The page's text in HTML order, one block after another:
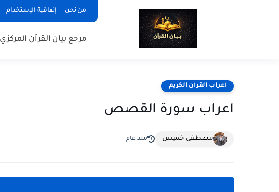
من نحن إتفاقية الإستخدام
مرجع بيان القرآن المركزي
اعراب القران الكريم
اعراب سورة القصص
مصطفى خميس منذ عام